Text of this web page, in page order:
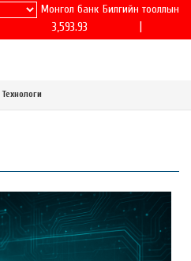
Монгол банк
3,593.93
Билгийн тооллын
Технологи